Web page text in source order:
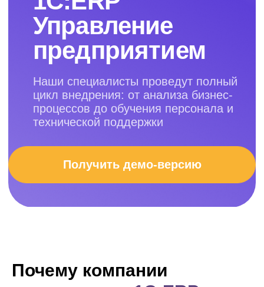
Получить демо-версию
Почему компании